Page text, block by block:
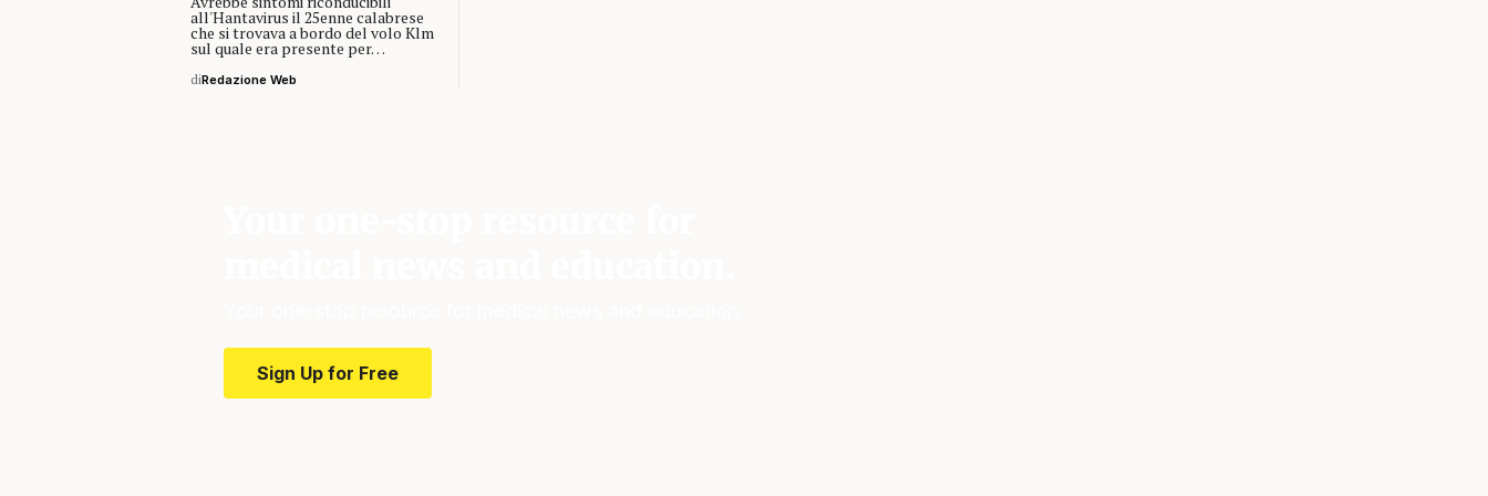
all'Hantavirus il 25enne calabrese
che si trovava a bordo del volo Klm
sul quale era presente per…
diRedazione Web
Sign Up for Free